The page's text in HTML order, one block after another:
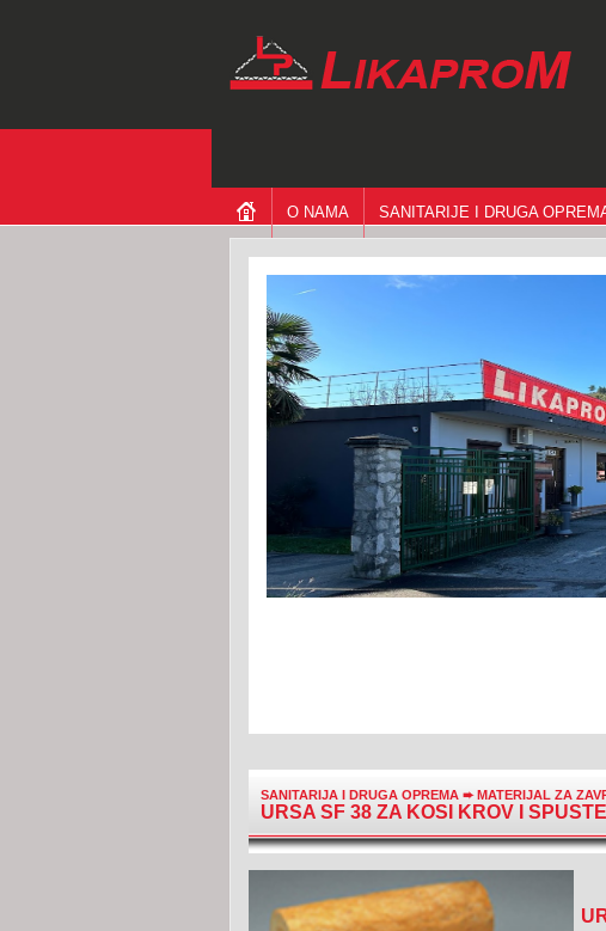
O NAMA SANITARIJE I DRUGA
SANITARIJA I DRUGA OPREMA ➨MATERIJAL ZA
URSA SF 38 ZA KOSI KROV I